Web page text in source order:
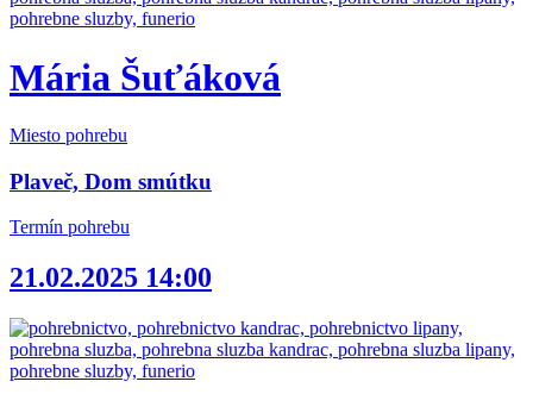
Mária Šuťáková
Miesto pohrebu
Plaveč, Dom smútku
Termín pohrebu
21.02.2025 14:00